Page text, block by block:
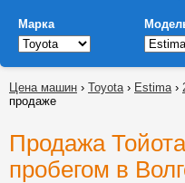
Марка
Цена машин › Toyota› Estima›
продаже
Продажа
пробегом в